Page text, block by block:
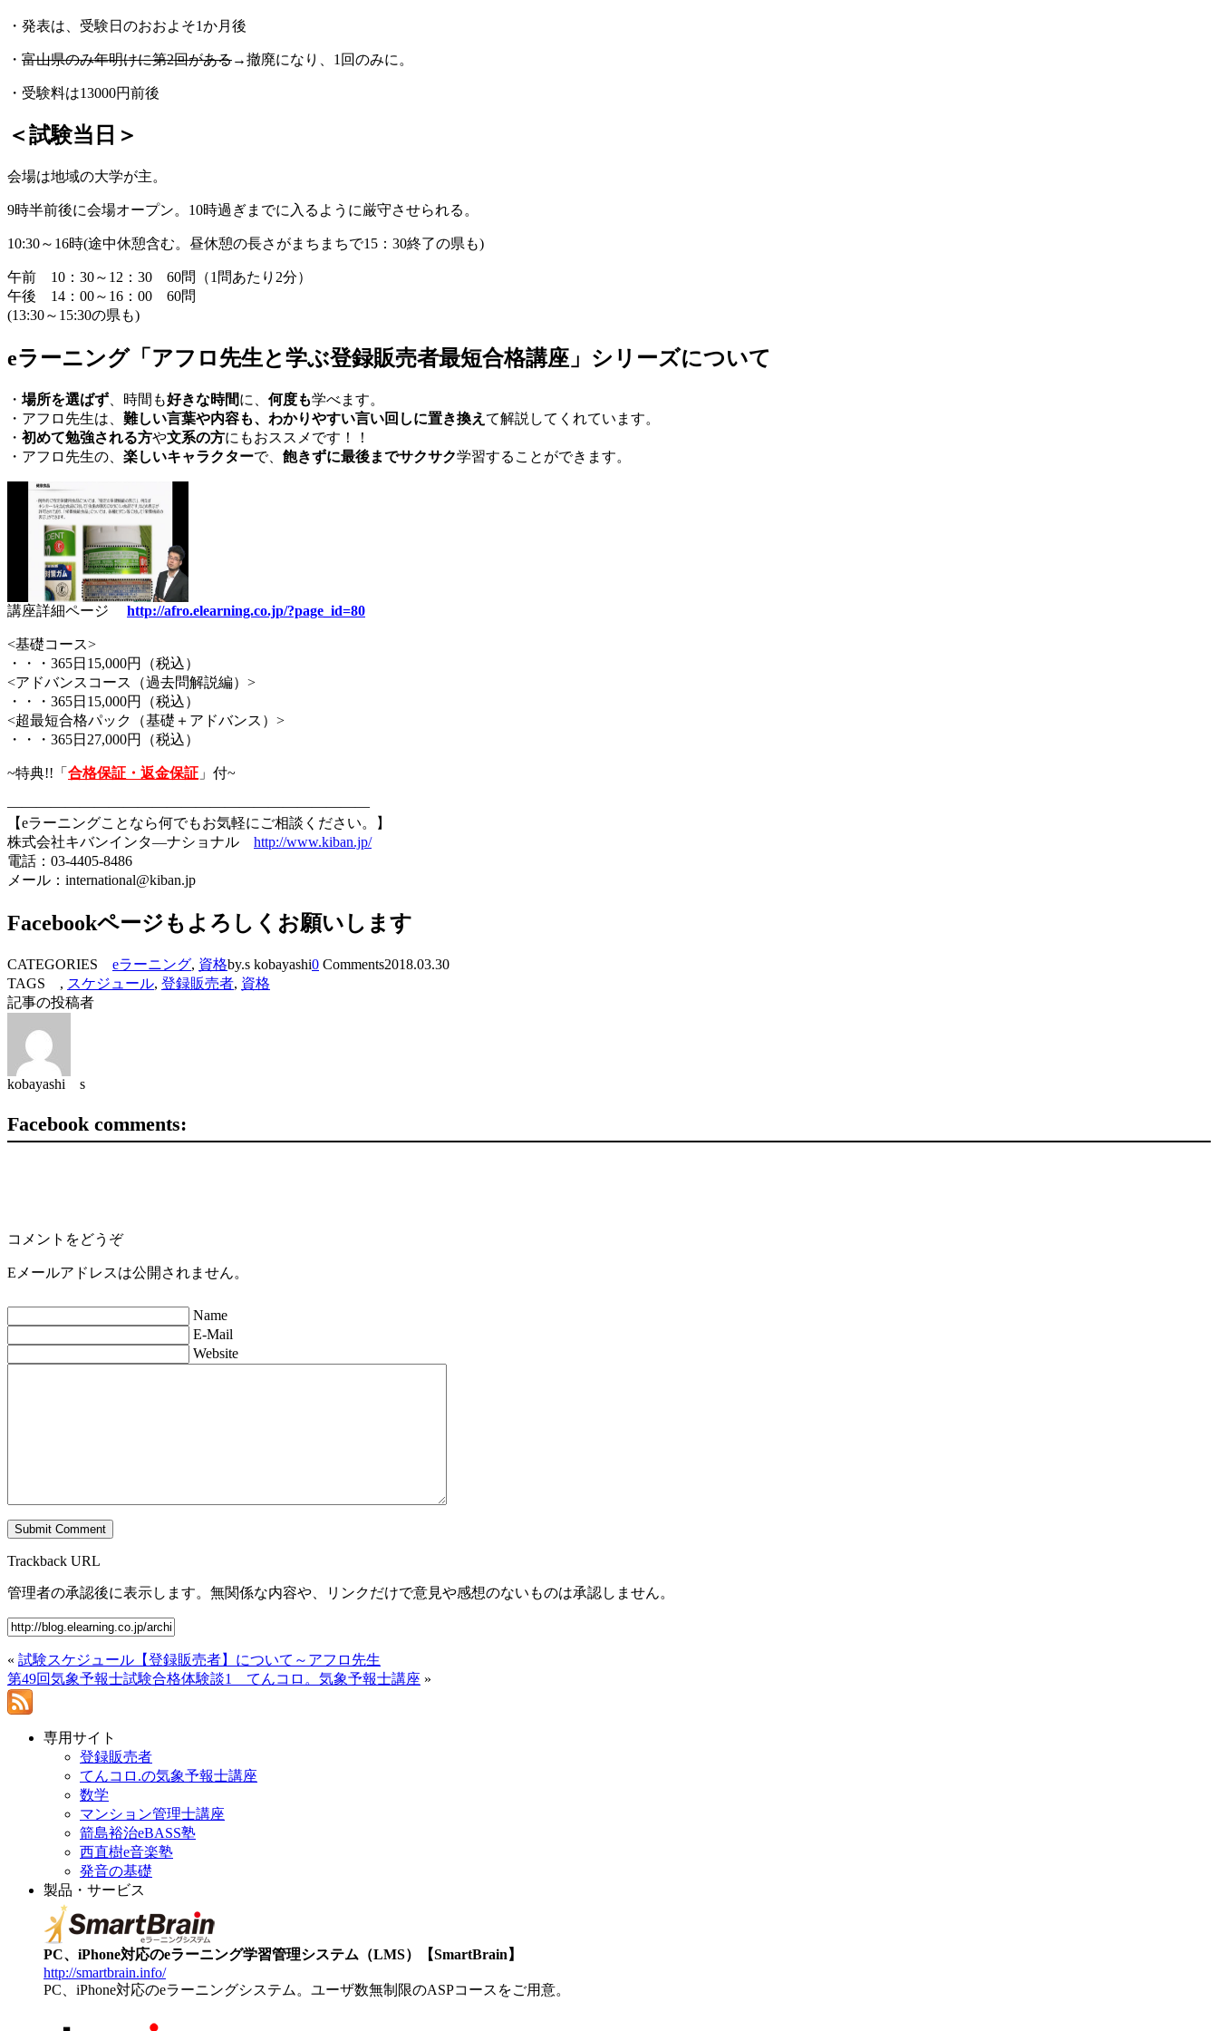
・発表は、受験日のおおよそ1か月後
・ 富山県のみ年明けに第2回がある→撤廃になり、1回のみに。
・受験料は13000円前後
＜試験当日＞
会場は地域の大学が主。
9時半前後に会場オープン。10時過ぎまでに入るように厳守させられる。
10:30～16時(途中休憩含む。昼休憩の長さがまちまちで15：30終了の県も)
午前 10：30～12：30 60問（1問あたり2分）
午後 14：00～16：00 60問
(13:30～15:30の県も)
eラーニング「アフロ先生と学ぶ登録販売者最短合格講座」シリーズについて
・ 場所を選ばず 、時間も好きな時間に、 何度も学べます。
・アフロ先生は、 難しい言葉や内容も、わかりやすい言い回しに置き換え て解説してくれています。
・ 初めて勉強される方や文系の方にもおススメです！！
・アフロ先生の、 楽しいキャラクターで、 飽きずに最後までサクサク学習することができます。
講座詳細ページ http://afro.elearning.co.jp/?page_id=80
<基礎コース>
・・・365日15,000円（税込）
<アドバンスコース（過去問解説編）>
・・・365日15,000円（税込）
<超最短合格パック（基礎＋アドバンス）>
・・・365日27,000円（税込）
~特典!!「 合格保証・返金保証 」付~
—————————————————————————
【eラーニングことなら何でもお気軽にご相談ください。】
株式会社キバンインタ―ナショナル http://www.kiban.jp/
電話：03-4405-8486
メール：international@kiban.jp
Facebookページもよろしくお願いします
CATEGORIES eラーニング, 資格by.s kobayashi0 Comments2018.03.30
TAGS , スケジュール, 登録販売者, 資格
記事の投稿者
kobayashi s
Facebook comments:
コメントをどうぞ
Eメールアドレスは公開されません。
Name
E-Mail
Website
Trackback URL
管理者の承認後に表示します。無関係な内容や、リンクだけで意見や感想のないものは承認しません。
« 試験スケジュール【登録販売者】について～アフロ先生
第49回気象予報士試験合格体験談1 てんコロ。気象予報士講座 »
専用サイト
登録販売者
てんコロ.の気象予報士講座
数学
マンション管理士講座
箭島裕治eBASS塾
西直樹e音楽塾
発音の基礎
製品・サービス
PC、iPhone対応のeラーニング学習管理システム（LMS）【SmartBrain】
http://smartbrain.info/
PC、iPhone対応のeラーニングシステム。ユーザ数無制限のASPコースをご用意。